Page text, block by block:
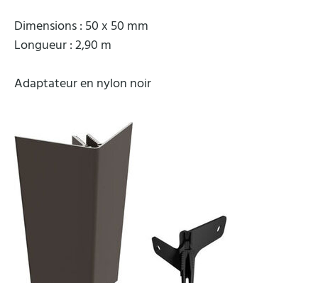
Dimensions : 50 x 50 mm
Longueur : 2,90 m
Adaptateur en nylon noir